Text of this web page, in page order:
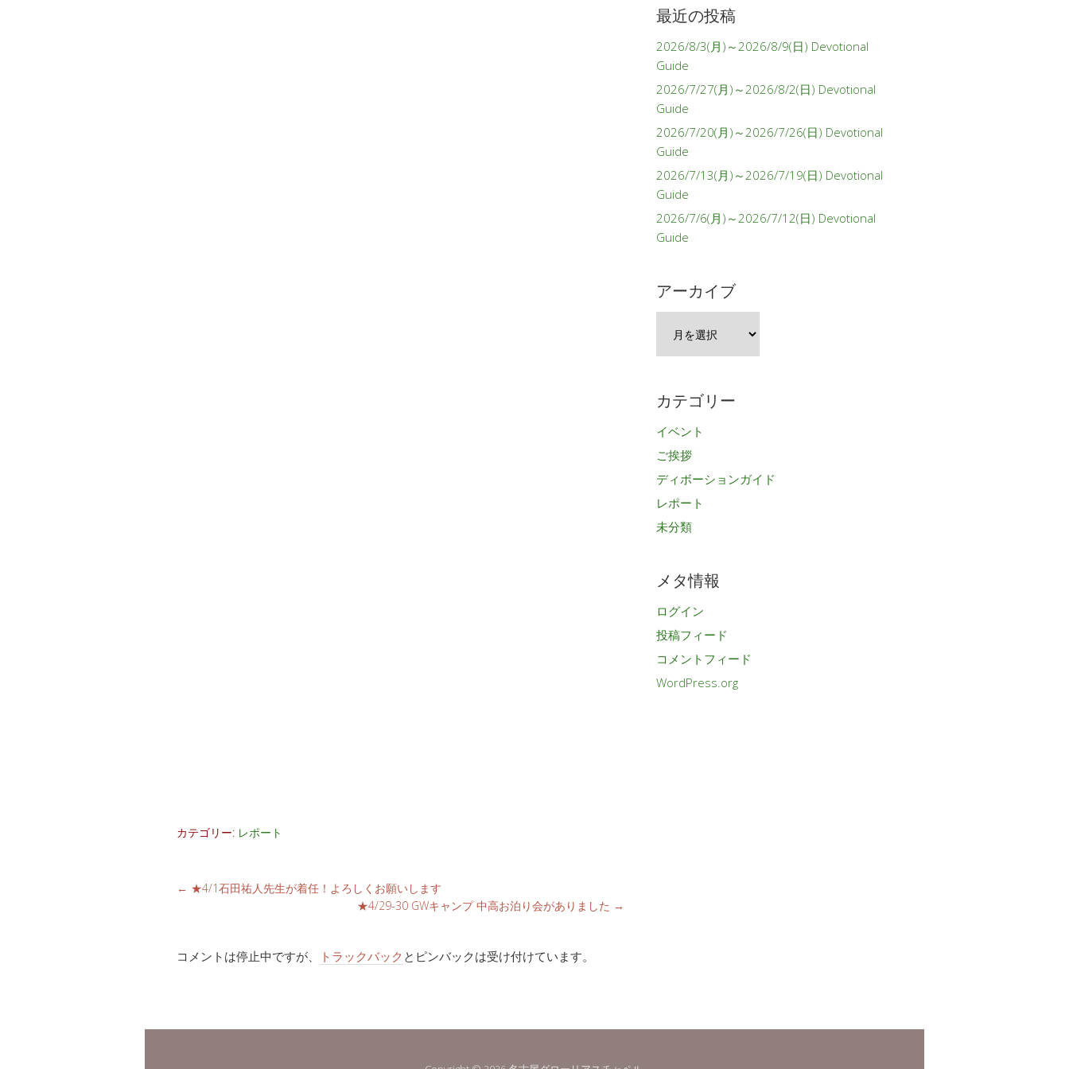
カテゴリー: レポート
← ★4/1石田祐人先生が着任！よろしくお願いします
★4/29-30 GWキャンプ 中高お泊り会がありました →
コメントは停止中ですが、 トラックバック とピンバックは受け付けています。
最近の投稿
2026/8/3(月)～2026/8/9(日) Devotional
Guide
2026/7/27(月)～2026/8/2(日) Devotional
Guide
2026/7/20(月)～2026/7/26(日) Devotional
Guide
2026/7/13(月)～2026/7/19(日) Devotional
Guide
2026/7/6(月)～2026/7/12(日) Devotional
Guide
アーカイブ
カ
ブ
カテゴリー
イベント
ご挨拶
ディボーションガイド
レポート
未分類
メタ情報
ログイン
投稿フィード
コメントフィード
WordPress.org